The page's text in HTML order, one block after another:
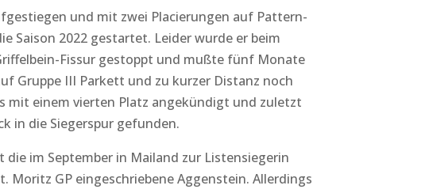
und mit zwei Placierungen auf Pattern-
Saison 2022 gestartet. Leider wurde er beim
Fissur gestoppt und mußte fünf Monate
Gruppe III Parkett und zu kurzer Distanz noch
mit einem vierten Platz angekündigt und zuletzt
in die Siegerspur gefunden.
im September in Mailand zur Listensiegerin
Moritz GP eingeschriebene Aggenstein. Allerdings